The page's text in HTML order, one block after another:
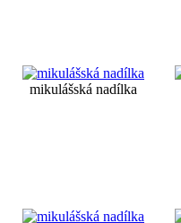
mikulášská nadílka